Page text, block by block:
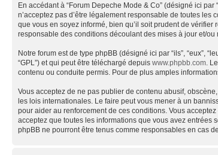
En accédant à “Forum Depeche Mode & Co” (désigné ici par
n’acceptez pas d’être légalement responsable de toutes les
que vous en soyez informé, bien qu’il soit prudent de
responsable des conditions découlant des mises à jour et/ou
Notre forum est de type phpBB (désigné ici par “ils”, “eux”,
“GPL”) et qui peut être téléchargé depuis www.phpbb.com .
contenu ou conduite permis. Pour de plus amples
Vous acceptez de ne pas publier de contenu abusif,
les lois internationales. Le faire peut vous mener à un
pour aider au renforcement de ces conditions. Vous
acceptez que toutes les informations que vous avez entrées
phpBB ne pourront être tenus comme responsables en cas